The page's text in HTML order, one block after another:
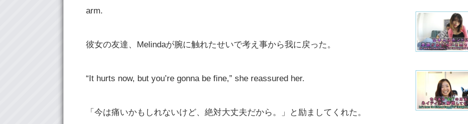
arm.
彼女の友達、Melindaが腕に触れたせいで考え事から我に戻った。
“It hurts now, but you’re gonna be fine,” she reassured her.
「今は痛いかもしれないけど、絶対大丈夫だから。」と励ましてくれた。